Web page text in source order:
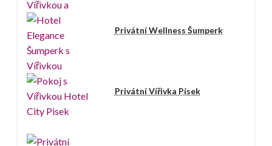
Privátní Wellness Šumperk
Privátní Vířivka Písek